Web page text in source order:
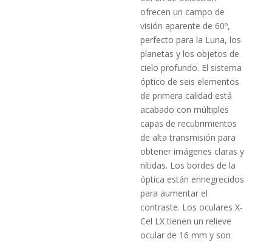
ofrecen un campo de
visión aparente de 60º,
perfecto para la Luna, los
planetas y los objetos de
cielo profundo. El sistema
óptico de seis elementos
de primera calidad está
acabado con múltiples
capas de recubrimientos
de alta transmisión para
obtener imágenes claras y
nítidas. Los bordes de la
óptica están ennegrecidos
para aumentar el
contraste. Los oculares X-
Cel LX tienen un relieve
ocular de 16 mm y son